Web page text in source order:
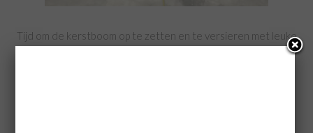
Tijd om de kerstboom op te zetten en te versieren met leuke